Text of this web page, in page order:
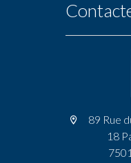
89 Rue
18